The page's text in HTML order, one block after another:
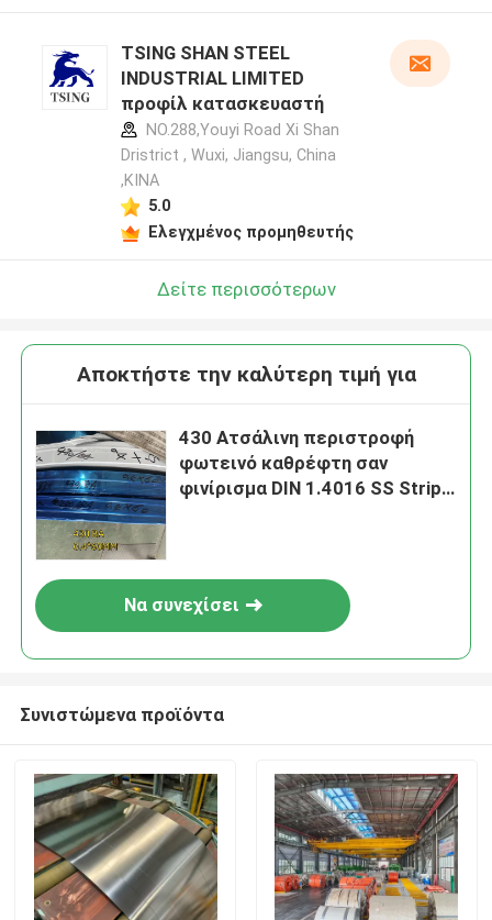
TSING SHAN STEEL
INDUSTRIAL LIMITED
προφίλ κατασκευαστή
NO.288,Youyi Road Xi Shan
Dristrict , Wuxi, Jiangsu, China
,ΚΙΝΑ
5.0
Ελεγχμένος προμηθευτής
Δείτε περισσότερων
Αποκτήστε την καλύτερη τιμή για
430 Ατσάλινη περιστροφή
φωτεινό καθρέφτη σαν
φινίρισμα DIN 1.4016 SS Strip
Να συνεχίσει
Συνιστώμενα προϊόντα